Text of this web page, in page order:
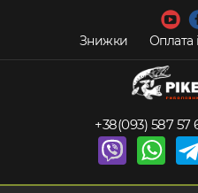
Знижки Оплата
+38(093) 587 57